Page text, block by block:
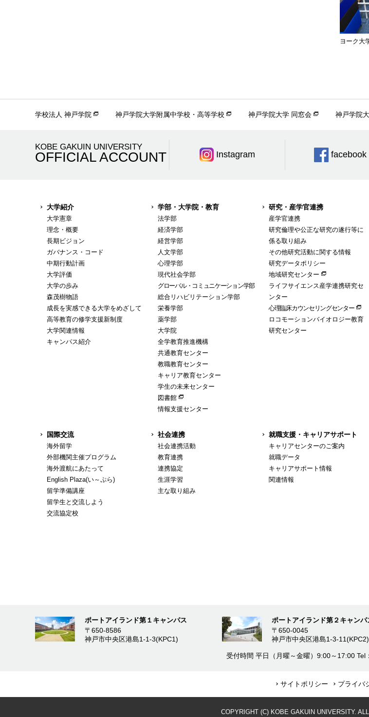
ヨーク大
学校法人 神戸学院 神戸学院大学附属中学校・高等学校 神戸学院大学 同窓会 神戸学院
KOBE GAKUIN UNIVERSITY
OFFICIAL ACCOUNT Instagram facebook
大学紹介
大学憲章
理念・概要
長期ビジョン
ガバナンス・コード
中期行動計画
大学評価
大学の歩み
森茂樹物語
成長を実感できる大学をめざして
高等教育の修学支援新制度
大学関連情報
キャンパス紹介
学部・大学院・教育
法学部
経済学部
経営学部
人文学部
心理学部
現代社会学部
グローバル・コミュニケーション学部
総合リハビリテーション学部
栄養学部
薬学部
大学院
全学教育推進機構
共通教育センター
教職教育センター
キャリア教育センター
学生の未来センター
図書館
情報支援センター
研究・産学官連携
産学官連携
研究倫理や公正な研究の遂行等に
係る取り組み
その他研究活動に関する情報
研究データポリシー
地域研究センター
ライフサイエンス産学連携研究セ
ンター
心理臨床カウンセリングセンター
ロコモーションバイオロジー教育
研究センター
国際交流
海外留学
外部機関主催プログラム
海外渡航にあたって
English Plaza(い～ぷら)
留学準備講座
留学生と交流しよう
交流協定校
社会連携
社会連携活動
教育連携
連携協定
生涯学習
主な取り組み
就職支援・キャリアサポート
キャリアセンターのご案内
就職データ
キャリアサポート情報
関連情報
ポートアイランド第１キャンパス
〒650-8586
神戸市中央区港島1-1-3(KPC1)
ポートアイランド第２キャンパ
〒650-0045
神戸市中央区港島1-3-11(KPC2)
受付時間 平日（月曜～金曜）9:00～17:00 Tel
サイトポリシー プライバ
COPYRIGHT (C) KOBE GAKUIN UNIVERSITY.